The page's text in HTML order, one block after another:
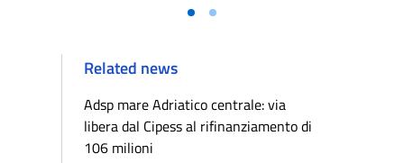
Related news
Adsp mare Adriatico centrale: via
libera dal Cipess al rifinanziamento di
106 milioni